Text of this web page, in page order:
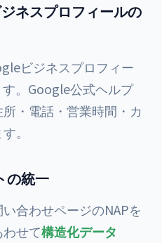
ネスプロフィールの
ビジネスプロフィー
。Google公式ヘルプ
・電話・営業時間・カ
。
の統一
い合わせページのNAPを
せて構造化データ